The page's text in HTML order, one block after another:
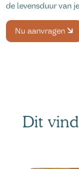
de levensduur van
Nu aanvragen
Dit